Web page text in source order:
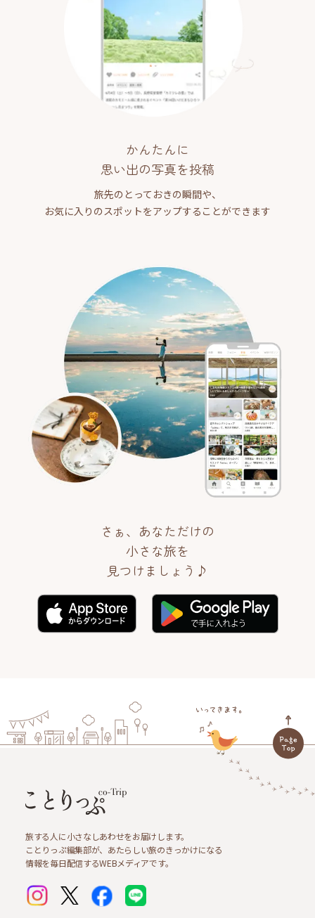
かんたんに
思い出の写真を投稿
旅先のとっておきの瞬間や、
お気に入りのスポットをアップすることができます
さぁ、あなただけの
小さな旅を
見つけましょう♪
旅する人に小さなしあわせをお届けします。
ことりっぷ編集部が、あたらしい旅のきっかけになる
情報を毎日配信するWEBメディアです。